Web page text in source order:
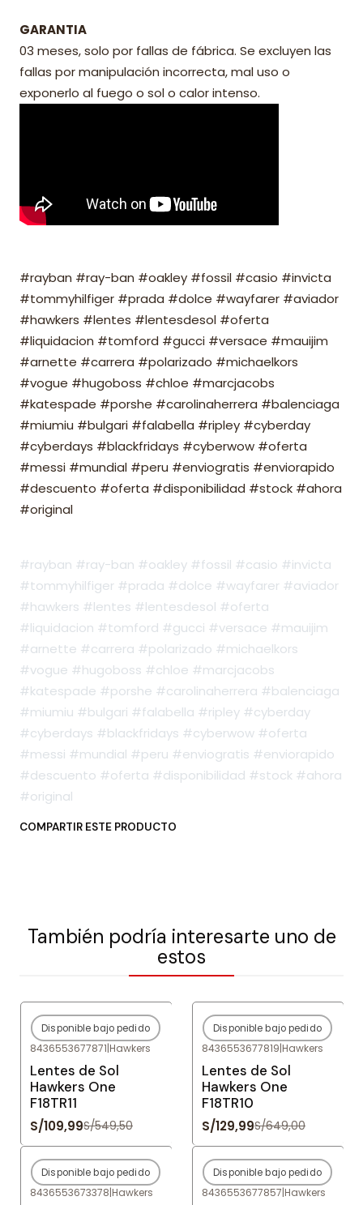
GARANTIA
03 meses, solo por fallas de fábrica. Se excluyen las
fallas por manipulación incorrecta, mal uso o
exponerlo al fuego o sol o calor intenso.
#rayban #ray-ban #oakley #fossil #casio #invicta
#tommyhilfiger #prada #dolce #wayfarer #aviador
#hawkers #lentes #lentesdesol #oferta
#liquidacion #tomford #gucci #versace #mauijim
#arnette #carrera #polarizado #michaelkors
#vogue #hugoboss #chloe #marcjacobs
#katespade #porshe #carolinaherrera #balenciaga
#miumiu #bulgari #falabella #ripley #cyberday
#cyberdays #blackfridays #cyberwow #oferta
#messi #mundial #peru #enviogratis #enviorapido
#descuento #oferta #disponibilidad #stock #ahora
#original
#rayban #ray-ban #oakley #fossil #casio #invicta
#tommyhilfiger #prada #dolce #wayfarer #aviador
#hawkers #lentes #lentesdesol #oferta
#liquidacion #tomford #gucci #versace #mauijim
#arnette #carrera #polarizado #michaelkors
#vogue #hugoboss #chloe #marcjacobs
#katespade #porshe #carolinaherrera #balenciaga
#miumiu #bulgari #falabella #ripley #cyberday
#cyberdays #blackfridays #cyberwow #oferta
#messi #mundial #peru #enviogratis #enviorapido
#descuento #oferta #disponibilidad #stock #ahora
#original
COMPARTIR ESTE PRODUCTO
También podría interesarte uno de
estos
-80%OFF
Agotado
Disponible bajo pedido
8436553677871|Hawkers
Lentes de Sol
Hawkers One
F18TR11
S/109,99S/549,50
-80%OFF
Agotado
Disponible bajo pedido
8436553677819|Hawkers
Lentes de Sol
Hawkers One
F18TR10
S/129,99S/649,00
-80%OFF
Agotado
Disponible bajo pedido
8436553673378|Hawkers
-80%OFF
Agotado
Disponible bajo pedido
8436553677857|Hawkers